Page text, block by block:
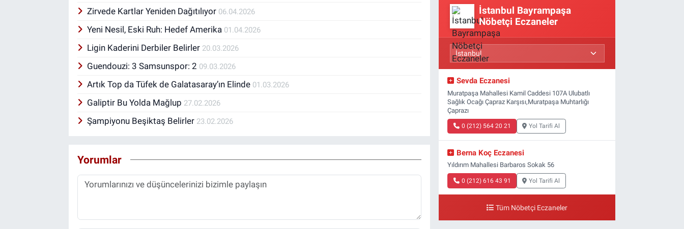
Zirvede Kartlar Yeniden Dağıtılıyor 06.04.2026
Yeni Nesil, Eski Ruh: Hedef Amerika 01.04.2026
Ligin Kaderini Derbiler Belirler 20.03.2026
Guendouzi: 3 Samsunspor: 2 09.03.2026
Artık Top da Tüfek de Galatasaray’ın Elinde 01.03.2026
Galiptir Bu Yolda Mağlup 27.02.2026
Şampiyonu Beşiktaş Belirler 23.02.2026
Yorumlar
İstanbul Bayrampaşa
Nöbetçi Eczaneler
Sevda Eczanesi
Muratpaşa Mahallesi Kamil Caddesi 107A Ulubatlı
Sağlık Ocağı Çapraz Karşısı,Muratpaşa Muhtarlığı
Çaprazı
0 (212) 564 20 21 Yol Tarifi Al
Berna Koç Eczanesi
Yıldırım Mahallesi Barbaros Sokak 56
0 (212) 616 43 91 Yol Tarifi Al
Tüm Nöbetçi Eczaneler